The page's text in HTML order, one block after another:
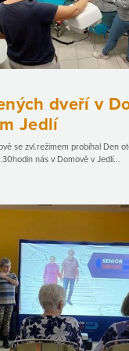
dveří v
Jedlí
se zvl.režimem probíhal Den
nás v Domově v Jedlí...